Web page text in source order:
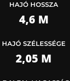
HAJÓ HOSSZA
4,6 M
HAJÓ SZÉLESSÉGE
2,05 M